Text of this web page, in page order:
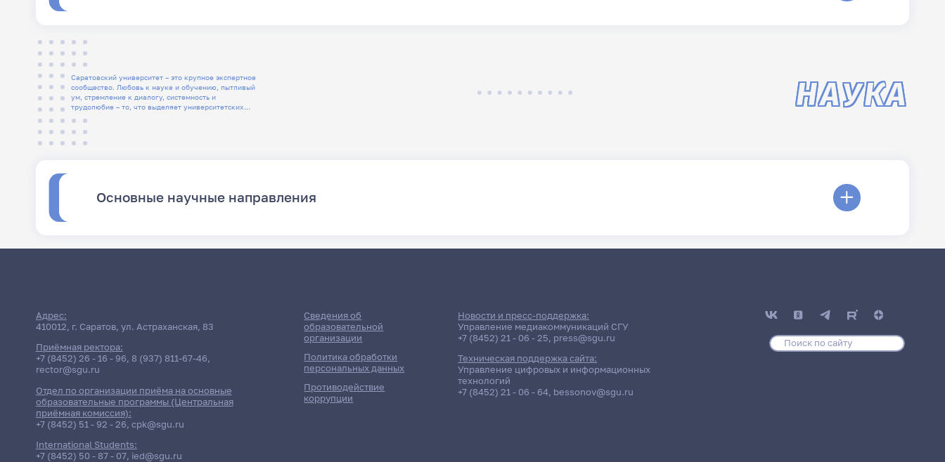
Саратовский университет – это крупное экспертное
сообщество. Любовь к науке и обучению, пытливый
ум, стремление к диалогу, системность и
трудолюбие – то, что выделяет университетских
НАУКА
Основные научные направления
Адрес:
410012, г. Саратов, ул. Астраханская, 83
Приёмная ректора:
+7 (8452) 26 - 16 - 96, 8 (937) 811-67-46,
rector@sgu.ru
Отдел по организации приёма на основные
образовательные программы (Центральная
приёмная комиссия):
+7 (8452) 51 - 92 - 26, cpk@sgu.ru
International Students:
+7 (8452) 50 - 87 - 07, ied@sgu.ru
Сведения об
образовательной
организации
Политика обработки
персональных данных
Противодействие
коррупции
Новости и пресс-поддержка:
Управление медиакоммуникаций СГУ
+7 (8452) 21 - 06 - 25, press@sgu.ru
Техническая поддержка сайта:
Управление цифровых и информационных
технологий
+7 (8452) 21 - 06 - 64, bessonov@sgu.ru